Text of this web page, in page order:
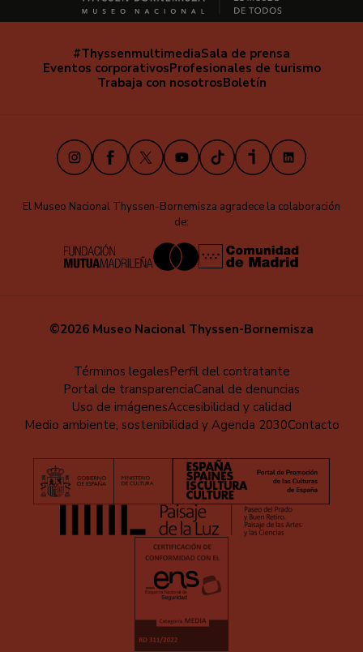
Navegación
secundaria
#ThyssenmultimediaSala de prensa
Eventos corporativosProfesionales de turismo
Trabaja con nosotrosBoletín
InstagramFacebook
X YoutubeTikTokiVooxLinkedIn
El Museo Nacional Thyssen-Bornemisza agradece la colaboración
de:
©2026 Museo Nacional Thyssen-Bornemisza
pie
Términos legalesPerfil del contratante
Portal de transparenciaCanal de denuncias
Uso de imágenesAccesibilidad y calidad
Medio ambiente, sostenibilidad y Agenda 2030Contacto